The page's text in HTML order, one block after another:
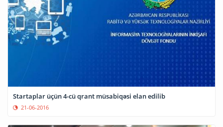
Startaplar üçün 4-cü qrant müsabiqəsi elan edilib
21-06-2016